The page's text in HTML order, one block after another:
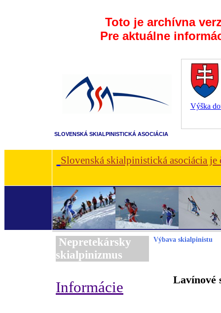
Toto je archívna
Pre aktuálne
Výška
SLOVENSKÁ SKIALPINISTICKÁ ASOCIÁCIA
Slovenská skialpinistická asociácia
Nepretekársky
skialpinizmus
Informácie
Výbava skialpinistu
Lavínové